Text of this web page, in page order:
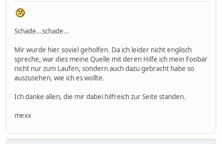
Schade...schade...
Mir wurde hier soviel geholfen. Da ich leider nicht englisch
spreche, war dies meine Quelle mit deren Hilfe ich mein Foobar
nicht nur zum Laufen, sondern auch dazu gebracht habe so
auszusehen, wie ich es wollte.
Ich danke allen, die mir dabei hilfreich zur Seite standen.
mexx